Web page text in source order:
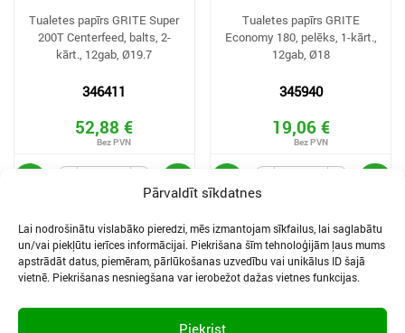
Pārvaldīt sīkdatnes
Lai nodrošinātu vislabāko pieredzi, mēs izmantojam sīkfailus, lai saglabātu
un/vai piekļūtu ierīces informācijai. Piekrišana šīm tehnoloģijām ļaus mums
apstrādāt datus, piemēram, pārlūkošanas uzvedību vai unikālus ID šajā
vietnē. Piekrišanas nesniegšana var ierobežot dažas vietnes funkcijas.
Piekrist
Tualetes papīrs GRITE Super
200T Centerfeed, balts, 2-
kārt., 12gab, Ø19.7
346411
52,88 €
Tualetes papīrs GRITE
Economy 180, pelēks, 1-kārt.,
12gab, Ø18
345940
19,06 €
LIETOŠANAS NOTEIKUMI